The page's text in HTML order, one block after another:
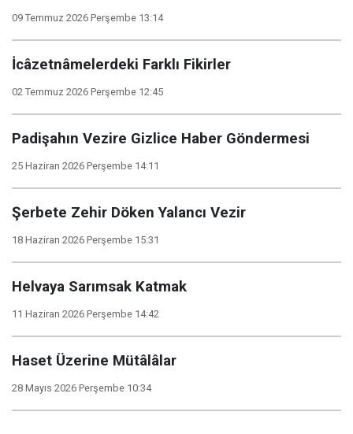
09 Temmuz 2026 Perşembe 13:14
İcâzetnâmelerdeki Farklı Fikirler
02 Temmuz 2026 Perşembe 12:45
Padişahın Vezire Gizlice Haber Göndermesi
25 Haziran 2026 Perşembe 14:11
Şerbete Zehir Döken Yalancı Vezir
18 Haziran 2026 Perşembe 15:31
Helvaya Sarımsak Katmak
11 Haziran 2026 Perşembe 14:42
Haset Üzerine Mütâlâlar
28 Mayıs 2026 Perşembe 10:34